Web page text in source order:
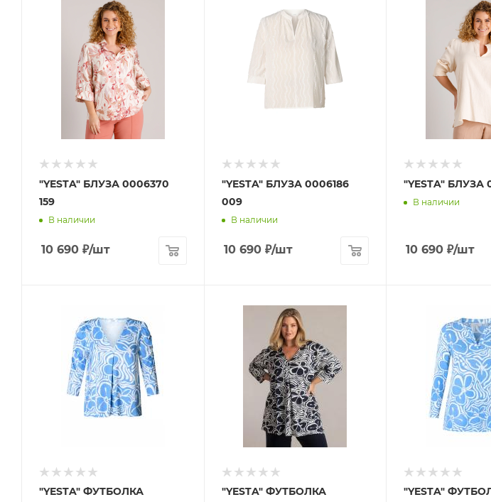
"YESTA" БЛУЗА 0006370
159
В наличии
10 690 ₽/шт
"YESTA" БЛУЗА 0006186
009
В наличии
10 690₽/шт
"YESTA" БЛУЗА
В наличии
10 690 ₽/шт
"YESTA" ФУТБОЛКА
"YESTA" ФУТБОЛКА
"YESTA"